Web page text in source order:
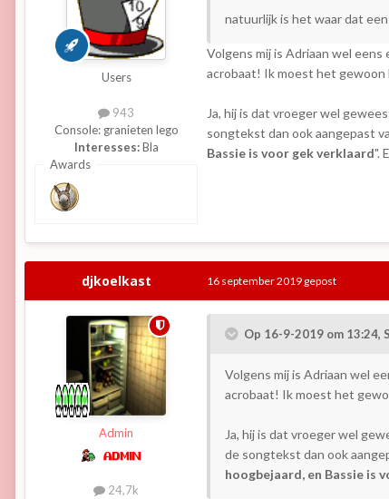
Users
943
Console: granieten lego
Interesses:Bla
Awards
natuurlijk is het waar dat
Volgens mij is Adriaan wel
acrobaat! Ik moest het gewoon
Ja, hij is dat vroeger wel
songtekst dan ook aangepast
Bassie is voor gek verklaard".
djkoelkast
Admin
24,7k
16 september 2019 gepost
Op 16-9-2019 om 13:24,
Volgens mij is Adriaan wel
acrobaat! Ik moest het
Ja, hij is dat vroeger wel
de songtekst dan ook
hoogbejaard, en Bassie is